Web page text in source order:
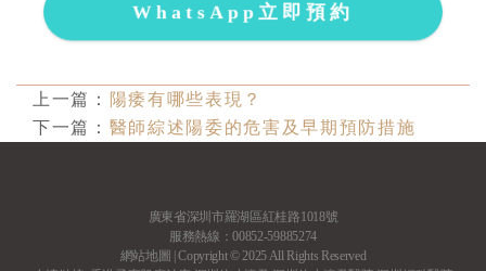
WhatsApp立即預約
上一篇：
陽痿有哪些表現？
下一篇： 醫師綜述陽委的危害及早期預防措施
廣東省深圳市羅湖區紅桂路1018號
服務熱線：00852-59885274
網站地圖 | Copyright © 2025 All Rights Reserved